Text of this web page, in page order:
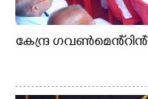
കേന്ദ്ര